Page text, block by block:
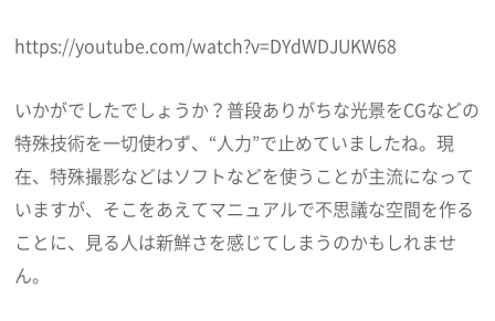
https://youtube.com/watch?v=DYdWDJUKW68
いかがでしたでしょうか？普段ありがちな光景をCGなどの
特殊技術を一切使わず、“人力”で止めていましたね。現
在、特殊撮影などはソフトなどを使うことが主流になって
いますが、そこをあえてマニュアルで不思議な空間を作る
ことに、見る人は新鮮さを感じてしまうのかもしれませ
ん。